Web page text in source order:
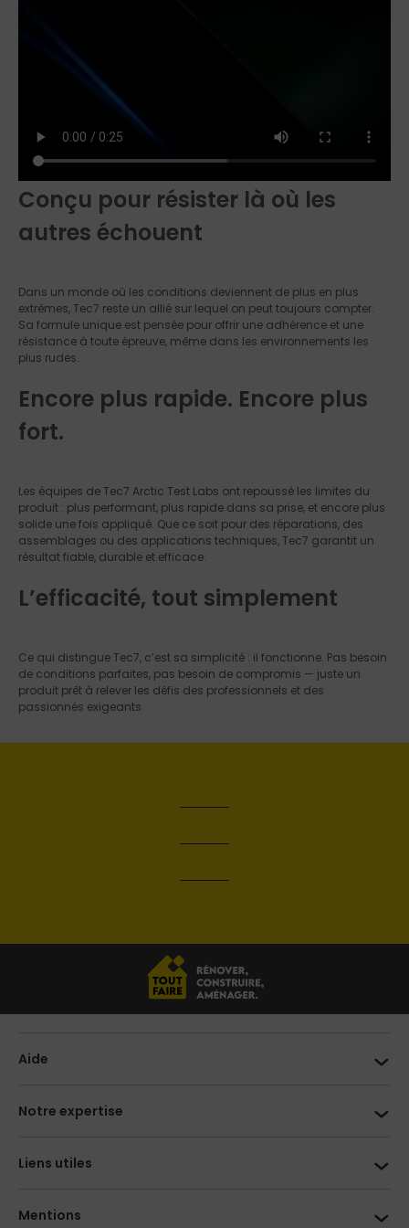
Conçu pour résister là où les
autres échouent
Dans un monde où les conditions deviennent de plus en plus
extrêmes, Tec7 reste un allié sur lequel on peut toujours compter.
Sa formule unique est pensée pour offrir une adhérence et une
résistance à toute épreuve, même dans les environnements les
plus rudes.
Encore plus rapide. Encore plus
fort.
Les équipes de Tec7 Arctic Test Labs ont repoussé les limites du
produit : plus performant, plus rapide dans sa prise, et encore plus
solide une fois appliqué. Que ce soit pour des réparations, des
assemblages ou des applications techniques, Tec7 garantit un
résultat fiable, durable et efficace.
L’efficacité, tout simplement
Ce qui distingue Tec7, c’est sa simplicité : il fonctionne. Pas besoin
de conditions parfaites, pas besoin de compromis — juste un
produit prêt à relever les défis des professionnels et des
passionnés exigeants
Aide
Notre expertise
Liens utiles
Mentions